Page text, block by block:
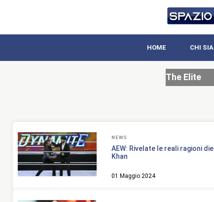
HOME CHI
The Elite
NEWS
AEW: Rivelate le reali ragioni
Khan
01 Maggio 2024